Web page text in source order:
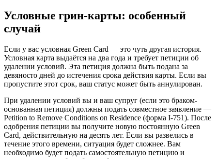
Условные грин-карты: особенный
случай
Если у вас условная Green Card — это чуть другая история.
Условная карта выдаётся на два года и требует петиции об
удалении условий. Эта петиция должна быть подана за
девяносто дней до истечения срока действия карты. Если вы
пропустите этот срок, ваш статус может быть аннулирован.
При удалении условий вы и ваш супруг (если это браком-
основанная петиция) должны подать совместное заявление —
Petition to Remove Conditions on Residence (форма I-751). После
одобрения петиции вы получите новую постоянную Green
Card, действительную на десять лет. Если вы развелись в
течение этого времени, ситуация будет сложнее. Вам
необходимо будет подать самостоятельную петицию и